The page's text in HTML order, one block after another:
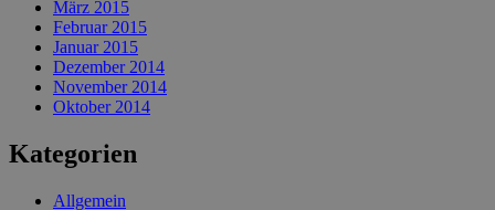
März 2015
Februar 2015
Januar 2015
Dezember 2014
November 2014
Oktober 2014
Kategorien
Allgemein